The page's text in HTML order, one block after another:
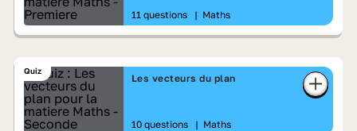
11 questions | Maths
Quiz
Les vecteurs du plan
10 questions | Maths